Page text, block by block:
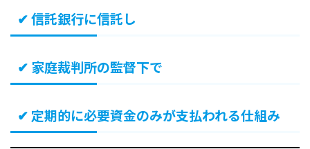
✔ 信託銀行に信託し
✔ 家庭裁判所の監督下で
✔ 定期的に必要資金のみが支払われる仕組み